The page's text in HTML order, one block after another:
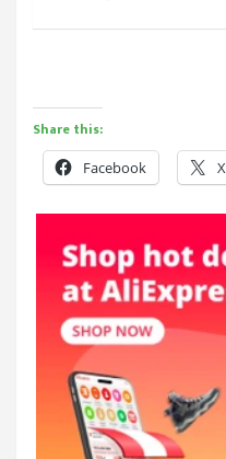
Share this:
Facebook X